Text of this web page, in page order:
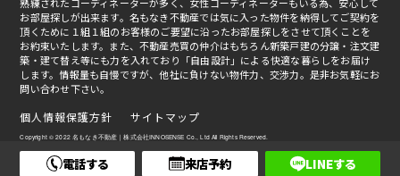
お部屋探しが出来ます。名もなき不動産では気に入った物件を納得してご契約を
頂くために１組１組のお客様のご要望に沿ったお部屋探しをさせて頂くことを
お約束いたします。また、不動産売買の仲介はもちろん新築戸建の分譲・注文建
築・建て替え等にも力を入れており「自由設計」による快適な暮らしをお届け
します。情報量も自慢ですが、他社に負けない物件力、交渉力。是非お気軽にお
問い合わせ下さい。
Copyright © 2022 名もなき不動産｜株式会社INNOSENSE Co., Ltd All Rights Reserved.
個人情報保護方針 サイトマップ
電話する 来店予約 LINEする